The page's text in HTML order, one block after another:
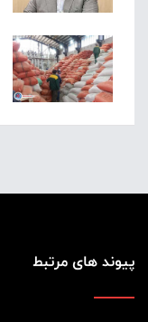
پیوند های مرتبط